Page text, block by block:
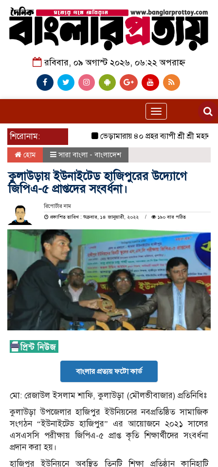
রবিবার, ০৯ অগাস্ট ২০২৬, ০৬:২২ অপরাহ্ন
Toggle
navigation
শিরোনাম:
ভেড়ামারায় ৪০ প্রহর ব্যাপী শ্রী শ্রী
হোম সারা বাংলা - বাংলাদেশ
কুলাউড়ায় ইউনাইটেড হাজিপুরের উদ্যোগে
জিপিএ-৫ প্রাপ্তদের সংবর্ধনা।
রিপোর্টার নাম
প্রকাশিত তারিখ : শুক্রবার, ১৪ জানুয়ারী, ২০২২
১৯০ বার পঠিত
বাংলার প্রত্যয় ফটো কার্ড
মো: রেজাউল ইসলাম শাফি, কুলাউড়া (মৌলভীবাজার) প্রতিনিধিঃ
কুলাউড়া উপজেলার হাজিপুর ইউনিয়নের নবপ্রতিষ্ঠিত সামাজিক
সংগঠন “ইউনাইটেড হাজিপুর” এর আয়োজনে ২০২১ সালের
এসএসসি পরীক্ষায় জিপিএ-৫ প্রাপ্ত কৃতি শিক্ষার্থীদের সংবর্ধনা
প্রদান করা হয়।
হাজিপুর ইউনিয়নে অবস্থিত তিনটি শিক্ষা প্রতিষ্ঠান কানিহাটি